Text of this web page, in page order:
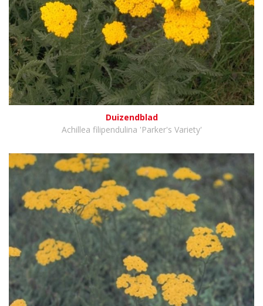
Duizendblad
Achillea filipendulina 'Parker's Variety'